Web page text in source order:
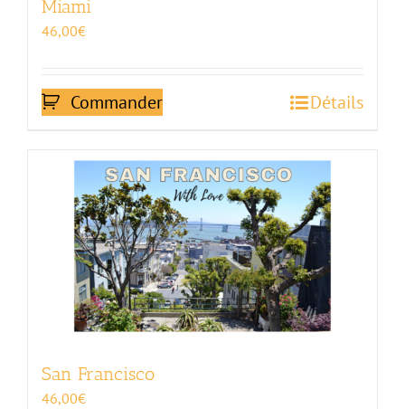
Miami
46,00€
Commander Détails
San Francisco
46,00€